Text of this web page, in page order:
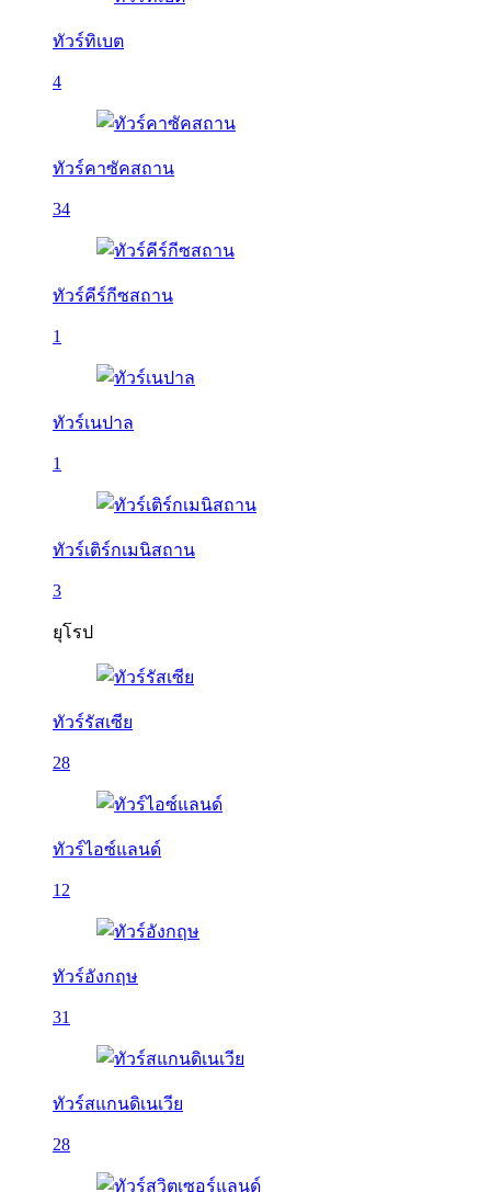
ทัวร์ทิเบต
4
ทัวร์คาซัคสถาน
34
ทัวร์คีร์กีซสถาน
1
ทัวร์เนปาล
1
ทัวร์เติร์กเมนิสถาน
3
ยุโรป
ทัวร์รัสเซีย
28
ทัวร์ไอซ์แลนด์
12
ทัวร์อังกฤษ
31
ทัวร์สแกนดิเนเวีย
28